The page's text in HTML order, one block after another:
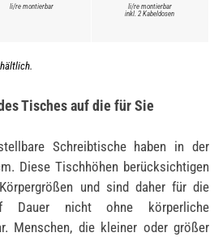
li/re montierbar
li/re montierbar
inkl. 2 Kabeldosen
Tisches auf die für Sie
Schreibtische haben in der
Diese Tischhöhen berücksichtigen
und sind daher für die
Dauer nicht ohne körperliche
Menschen, die kleiner oder größer